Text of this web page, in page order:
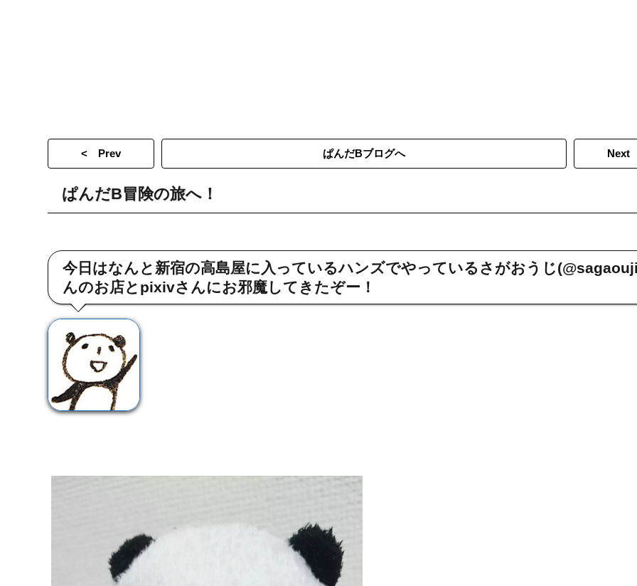
< Prev ぱんだBブログへ
ぱんだB冒険の旅へ！
今日はなんと新宿の高島屋に入っているハンズでやっているさがおうじ
んのお店とpixivさんにお邪魔してきたぞー！